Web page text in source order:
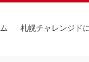
札幌チャレンジド